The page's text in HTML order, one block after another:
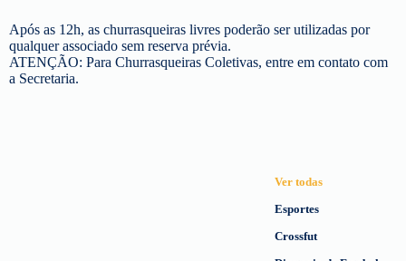
Após as 12h, as churrasqueiras livres poderão ser utilizadas por
qualquer associado sem reserva prévia.
ATENÇÃO: Para Churrasqueiras Coletivas, entre em contato com
a Secretaria.
Ver todas
Esportes
Crossfut